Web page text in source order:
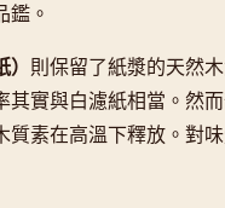
鑑。
則保留了紙漿的天然
其實與白濾紙相當。然
質素在高溫下釋放。對